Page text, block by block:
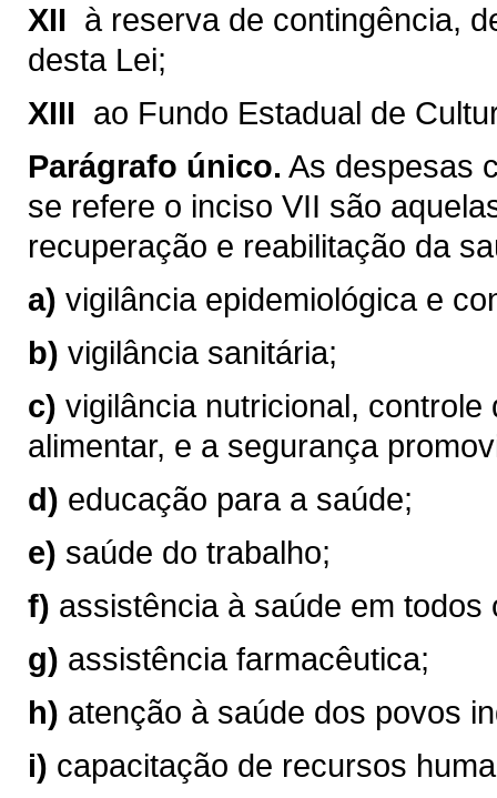
XII  à reserva de contingência,
desta Lei;
XIII  ao Fundo Estadual de
Parágrafo único. As despesas
se refere o inciso VII são
recuperação e reabilitação da
a) vigilância epidemiológica e
b) vigilância sanitária;
c) vigilância nutricional,
alimentar, e a segurança
d) educação para a saúde;
e) saúde do trabalho;
f) assistência à saúde em
g) assistência farmacêutica;
h) atenção à saúde dos povos
i) capacitação de recursos